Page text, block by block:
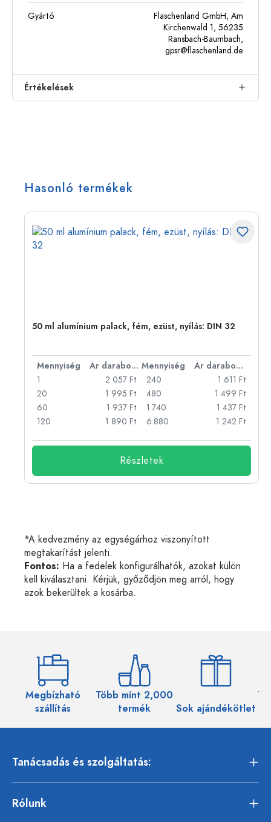
Gyártó
Flaschenland GmbH, Am
Kirchenwald 1, 56235
Ransbach-Baumbach,
gpsr@flaschenland.de
Értékelések
Hasonló termékek
50 ml alumínium palack, fém, ezüst, nyílás: DIN 32
Mennyiség Ár darabonként Mennyiség
Ár darabonként
1
2 057 Ft
20
1 995 Ft
60
1 937 Ft
120
1 890 Ft
240
1 611 Ft
480
1 499 Ft
1.740
1 437 Ft
6.880
1 242 Ft
Részletek
*A kedvezmény az egységárhoz viszonyított
megtakarítást jelenti.
Fontos: Ha a fedelek konfigurálhatók, azokat külön
kell kiválasztani. Kérjük, győződjön meg arról, hogy
azok bekerültek a kosárba.
Megbízható
szállítás
Több mint 2,000
termék
Sok ajándékötlet
Tanácsadás és szolgáltatás:
Rólunk